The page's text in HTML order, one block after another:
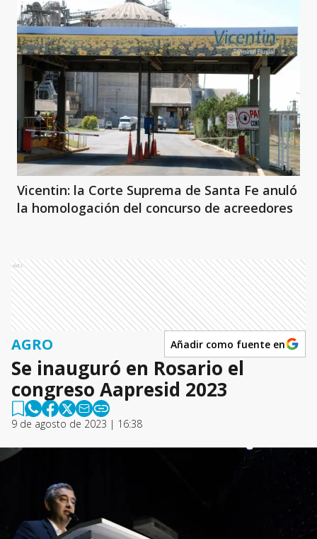
Vicentin: la Corte Suprema de Santa Fe anuló
la homologación del concurso de acreedores
Ads
AGRO Añadir como fuente en
Se inauguró en Rosario el
congreso Aapresid 2023
9 de agosto de 2023 | 16:38